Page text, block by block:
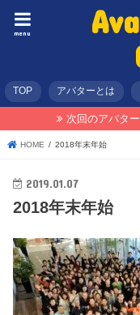
menu
TOP アバターとは
次回のアバタ
HOME 2018年末年始
2019.01.07
2018年末年始